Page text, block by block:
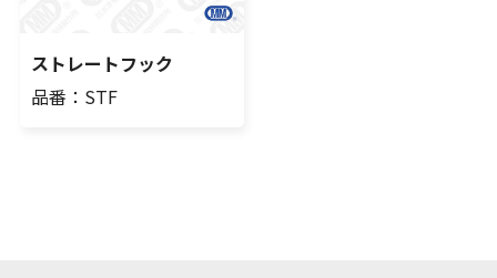
ストレートフック
品番：STF